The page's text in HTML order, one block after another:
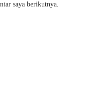
saya berikutnya.